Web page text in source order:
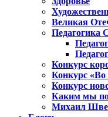
Великая
Педагогика
Конкурс
Конкурс «Во
Конкурс
Каким мы
Михаил